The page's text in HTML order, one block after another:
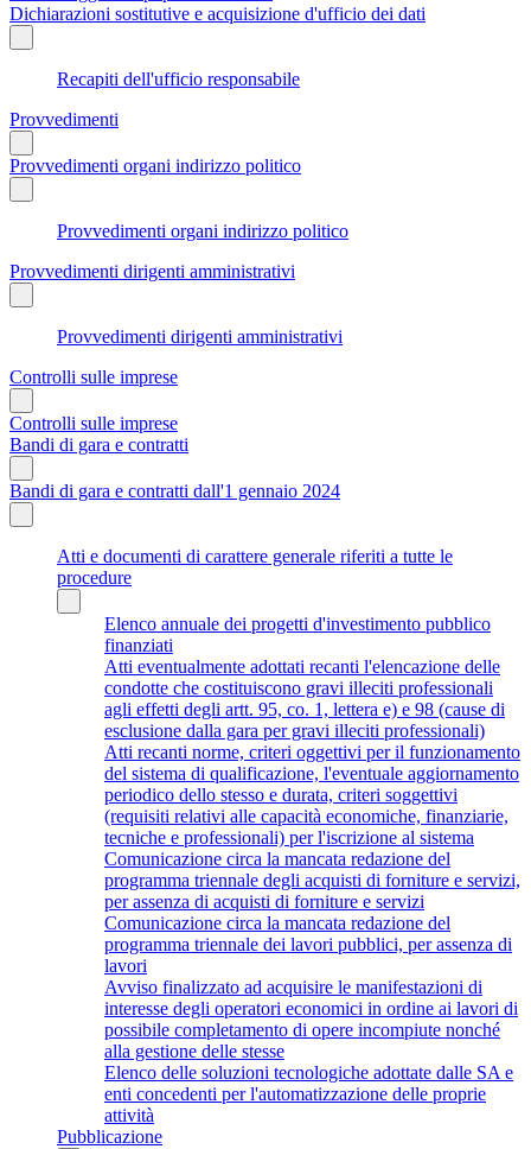
Dichiarazioni sostitutive e acquisizione d'ufficio dei dati
Recapiti dell'ufficio responsabile
Provvedimenti
Provvedimenti organi indirizzo politico
Provvedimenti organi indirizzo politico
Provvedimenti dirigenti amministrativi
Provvedimenti dirigenti amministrativi
Controlli sulle imprese
Controlli sulle imprese
Bandi di gara e contratti
Bandi di gara e contratti dall'1 gennaio 2024
Atti e documenti di carattere generale riferiti a tutte le
procedure
Elenco annuale dei progetti d'investimento pubblico
finanziati
Atti eventualmente adottati recanti l'elencazione delle
condotte che costituiscono gravi illeciti professionali
agli effetti degli artt. 95, co. 1, lettera e) e 98 (cause di
esclusione dalla gara per gravi illeciti professionali)
Atti recanti norme, criteri oggettivi per il funzionamento
del sistema di qualificazione, l'eventuale aggiornamento
periodico dello stesso e durata, criteri soggettivi
(requisiti relativi alle capacità economiche, finanziarie,
tecniche e professionali) per l'iscrizione al sistema
Comunicazione circa la mancata redazione del
programma triennale degli acquisti di forniture e servizi,
per assenza di acquisti di forniture e servizi
Comunicazione circa la mancata redazione del
programma triennale dei lavori pubblici, per assenza di
lavori
Avviso finalizzato ad acquisire le manifestazioni di
interesse degli operatori economici in ordine ai lavori di
possibile completamento di opere incompiute nonché
alla gestione delle stesse
Elenco delle soluzioni tecnologiche adottate dalle SA e
enti concedenti per l'automatizzazione delle proprie
attività
Pubblicazione